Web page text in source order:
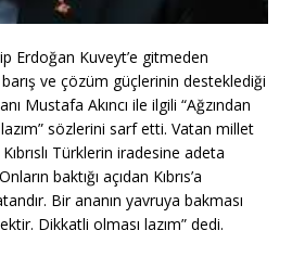
Erdoğan Kuveyt’e gitmeden
barış ve çözüm güçlerinin desteklediği
Mustafa Akıncı ile ilgili “Ağzından
lazım” sözlerini sarf etti. Vatan millet
Türklerin iradesine adeta
baktığı açıdan Kıbrıs’a
Bir ananın yavruya bakması
Dikkatli olması lazım” dedi.